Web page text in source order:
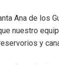
Ana de los
nuestro
y